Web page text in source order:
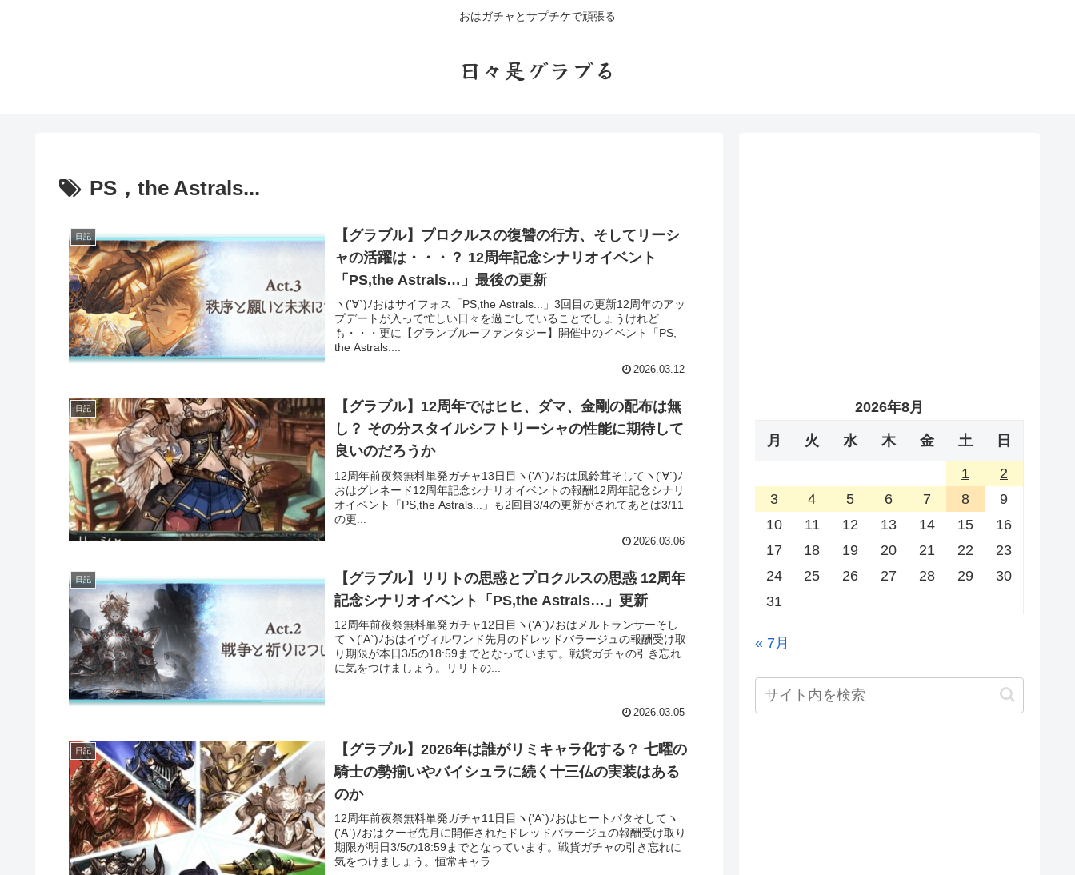
おはガチャとサプチケで頑張る
日々是グラブる
PS，the Astrals...
日記
【グラブル】プロクルスの復讐の行方、そしてリーシ
ャの活躍は・・・？ 12周年記念シナリオイベント
「PS,the Astrals…」最後の更新
ヽ('∀`)ﾉおはサイフォス「PS,the Astrals...」3回目の更新12周年のアッ
プデートが入って忙しい日々を過ごしていることでしょうけれど
も・・・更に【グランブルーファンタジー】開催中のイベント「PS,
the Astrals....
2026.03.12
日記
【グラブル】12周年ではヒヒ、ダマ、金剛の配布は無
し？ その分スタイルシフトリーシャの性能に期待して
良いのだろうか
12周年前夜祭無料単発ガチャ13日目ヽ('A`)ﾉおは風鈴茸そしてヽ('∀`)ﾉ
おはグレネード12周年記念シナリオイベントの報酬12周年記念シナリ
オイベント「PS,the Astrals...」も2回目3/4の更新がされてあとは3/11
の更...
2026.03.06
日記
【グラブル】リリトの思惑とプロクルスの思惑 12周年
記念シナリオイベント「PS,the Astrals…」更新
12周年前夜祭無料単発ガチャ12日目ヽ('A`)ﾉおはメルトランサーそし
てヽ('A`)ﾉおはイヴィルワンド先月のドレッドバラージュの報酬受け取
り期限が本日3/5の18:59までとなっています。戦貨ガチャの引き忘れ
に気をつけましょう。リリトの...
2026.03.05
日記
【グラブル】2026年は誰がリミキャラ化する？ 七曜の
騎士の勢揃いやバイシュラに続く十三仏の実装はある
のか
12周年前夜祭無料単発ガチャ11日目ヽ('A`)ﾉおはヒートパタそしてヽ
('A`)ﾉおはクーゼ先月に開催されたドレッドバラージュの報酬受け取り
期限が明日3/5の18:59までとなっています。戦貨ガチャの引き忘れに
気をつけましょう。恒常キャラ...
2026年8月
月 火 水 木 金 土 日
1
2
3
4 5 6 7 8
9
10
11 12 13 14 15
16
17
18 19 20 21 22
23
24
25 26 27 28 29
30
31
« 7月